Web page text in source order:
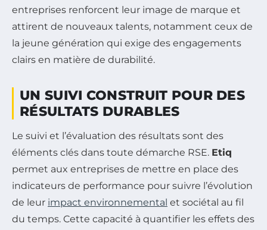
entreprises renforcent leur image de marque et
attirent de nouveaux talents, notamment ceux de
la jeune génération qui exige des engagements
clairs en matière de durabilité.
UN SUIVI CONSTRUIT POUR DES
RÉSULTATS DURABLES
Le suivi et l’évaluation des résultats sont des
éléments clés dans toute démarche RSE. Etiq
permet aux entreprises de mettre en place des
indicateurs de performance pour suivre l’évolution
de leur impact environnemental et sociétal au fil
du temps. Cette capacité à quantifier les effets des